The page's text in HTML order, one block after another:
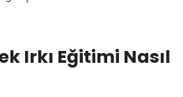
Irkı Eğitimi Nasıl